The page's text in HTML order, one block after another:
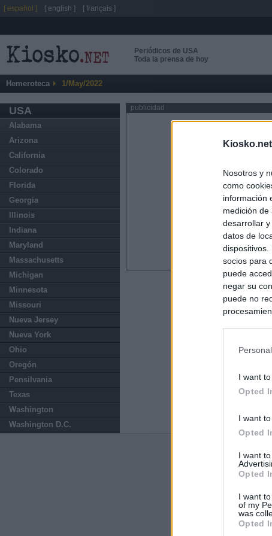
Nosotros y
como
información
medición
desarrollar
datos de
dispositivos.
socios para
puede
negar su
puede no
I want
Opted
I want
Opted
I want
Opted
I want
of my
was
Opted
Periódicos de USA
Toda la prensa de hoy
Hemeroteca 1/May/2022
USA
Alabama
Arizona
California
Colorado
Florida
Georgia
Illinois
Indiana
Maryland
Massachusetts
Michigan
Minnesota
Missouri
Nueva Jersey
Nueva York
Ohio
Oregón
Pensilvania
Texas
Washington
Washington D.C.
publicidad
Últimas
España
Italia rechaza
España hasta
[ español ] [ english ] [ français ]